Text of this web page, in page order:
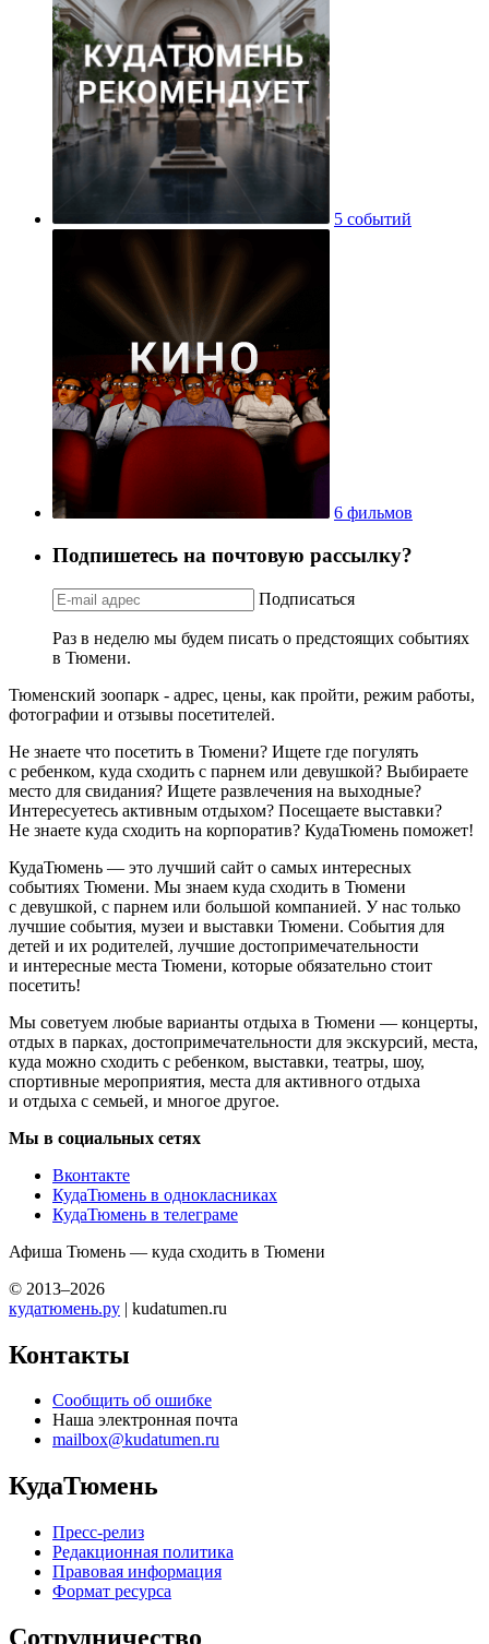
5 событий
6 фильмов
Подпишетесь на почтовую рассылку?
Подписаться
Раз в неделю мы будем писать о предстоящих событиях
в Тюмени.
Тюменский зоопарк - адрес, цены, как пройти, режим работы,
фотографии и отзывы посетителей.
Не знаете что посетить в Тюмени? Ищете где погулять
с ребенком, куда сходить с парнем или девушкой? Выбираете
место для свидания? Ищете развлечения на выходные?
Интересуетесь активным отдыхом? Посещаете выставки?
Не знаете куда сходить на корпоратив? КудаТюмень поможет!
КудаТюмень — это лучший сайт о самых интересных
событиях Тюмени. Мы знаем куда сходить в Тюмени
с девушкой, с парнем или большой компанией. У нас только
лучшие события, музеи и выставки Тюмени. События для
детей и их родителей, лучшие достопримечательности
и интересные места Тюмени, которые обязательно стоит
посетить!
Мы советуем любые варианты отдыха в Тюмени — концерты,
отдых в парках, достопримечательности для экскурсий, места,
куда можно сходить с ребенком, выставки, театры, шоу,
спортивные мероприятия, места для активного отдыха
и отдыха с семьей, и многое другое.
Мы в социальных сетях
Вконтакте
КудаТюмень в однокласниках
КудаТюмень в телеграме
Афиша Тюмень — куда сходить в Тюмени
© 2013–2026
кудатюмень.ру | kudatumen.ru
Контакты
Сообщить об ошибке
Наша электронная почта
mailbox@kudatumen.ru
КудаТюмень
Пресс-релиз
Редакционная политика
Правовая информация
Формат ресурса
Сотрудничество